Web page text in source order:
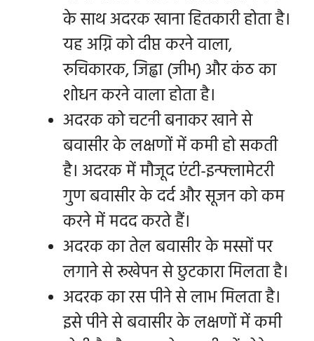
के साथ अदरक खाना हितकारी होता है।
यह अग्नि को दीप्त करने वाला,
रुचिकारक, जिह्वा (जीभ) और कंठ का
शोधन करने वाला होता है।
अदरक को चटनी बनाकर खाने से
बवासीर के लक्षणों में कमी हो सकती
है। अदरक में मौजूद एंटी-इन्फ्लामेटरी
गुण बवासीर के दर्द और सूजन को कम
करने में मदद करते हैं।
अदरक का तेल बवासीर के मस्सों पर
लगाने से रूखेपन से छुटकारा मिलता है।
अदरक का रस पीने से लाभ मिलता है।
इसे पीने से बवासीर के लक्षणों में कमी